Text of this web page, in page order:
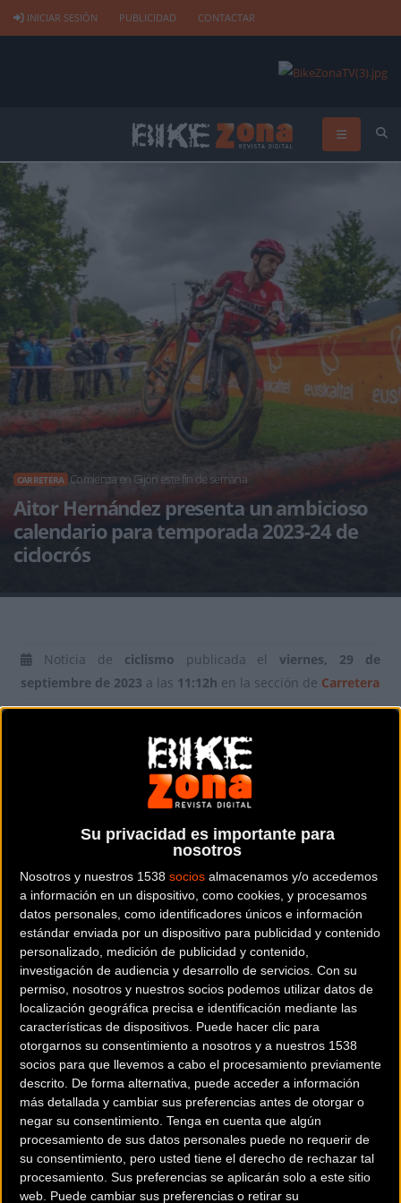
Su privacidad es importante para
nosotros
Nosotros y nuestros 1538 socios almacenamos y/o accedemos
a información en un dispositivo, como cookies, y procesamos
datos personales, como identificadores únicos e información
estándar enviada por un dispositivo para publicidad y contenido
personalizado, medición de publicidad y contenido,
investigación de audiencia y desarrollo de servicios. Con su
permiso, nosotros y nuestros socios podemos utilizar datos de
localización geográfica precisa e identificación mediante las
características de dispositivos. Puede hacer clic para
otorgarnos su consentimiento a nosotros y a nuestros 1538
socios para que llevemos a cabo el procesamiento previamente
descrito. De forma alternativa, puede acceder a información
más detallada y cambiar sus preferencias antes de otorgar o
negar su consentimiento. Tenga en cuenta que algún
procesamiento de sus datos personales puede no requerir de
su consentimiento, pero usted tiene el derecho de rechazar tal
procesamiento. Sus preferencias se aplicarán solo a este sitio
web. Puede cambiar sus preferencias o retirar su
INICIAR SESIÓN PUBLICIDAD CONTACTAR
CARRETERA Comienza en Gijón este fin de semana
Aitor Hernández presenta un ambicioso
calendario para temporada 2023-24 de
ciclocrós
Noticia de ciclismo publicada elviernes, 29 de
septiembre de 2023 a las 11:12h en la sección de Carretera
se prepara para el inicio de una emocionante temporada
2023-24, en la que, un año más, competirá en diversas
pruebas del calendario vasco, incluyendo compromisos
será el principal valedor de los éxitos del ciclista bizkaíno.
La temporada de ciclocrós 2023-2024
comienza este fin de
semana en la doble cita de Gijón/Xixón, incluyendo la
primera prueba UCI del curso, en la que Aitor Hernández
buscará mejorar sus resultados pasados. Durante la
temporada anterior, el ciclista vasco consiguió un total de
seis victorias, un logro destacado que espera superar en
los meses venideros.
Aitor Hernándezdestacó sus
expectativas para el nuevo año:
«Estoy entusiasmado por comenzar
esta temporada, una más, sabiendo
que me encuentro en buena forma y